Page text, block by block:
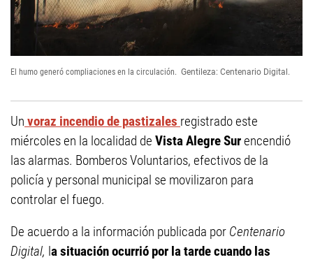
El humo generó compliaciones en la circulación. Gentileza: Centenario Digital.
Un voraz incendio de pastizales registrado este
miércoles en la localidad de Vista Alegre Surencendió
las alarmas. Bomberos Voluntarios, efectivos de la
policía y personal municipal se movilizaron para
controlar el fuego.
De acuerdo a la información publicada por Centenario
Digital, la situación ocurrió por la tarde cuando las